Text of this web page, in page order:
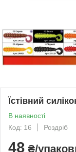
Їстівний
В наявності
Код: 16
Роздріб
48 ₴/